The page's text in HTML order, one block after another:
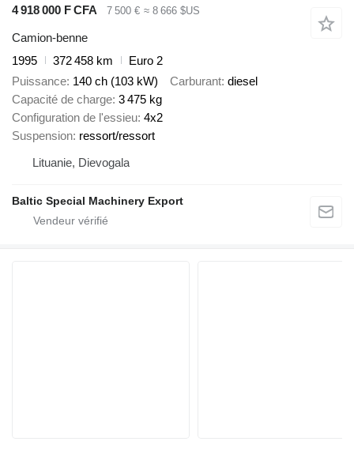
4 918 000 F CFA
7 500 € ≈ 8 666 $US
Camion-benne
1995
372 458 km
Euro 2
Puissance 140 ch (103 kW) Carburant diesel
Capacité de charge 3 475 kg
Configuration de l'essieu 4x2
Suspension ressort/ressort
Lituanie, Dievogala
Baltic Special Machinery Export